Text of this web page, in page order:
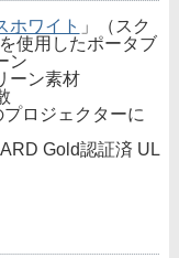
ホワイト 」（スク
使用したポータブ
ン
ーン素材
ロジェクターに
Gold認証済 UL